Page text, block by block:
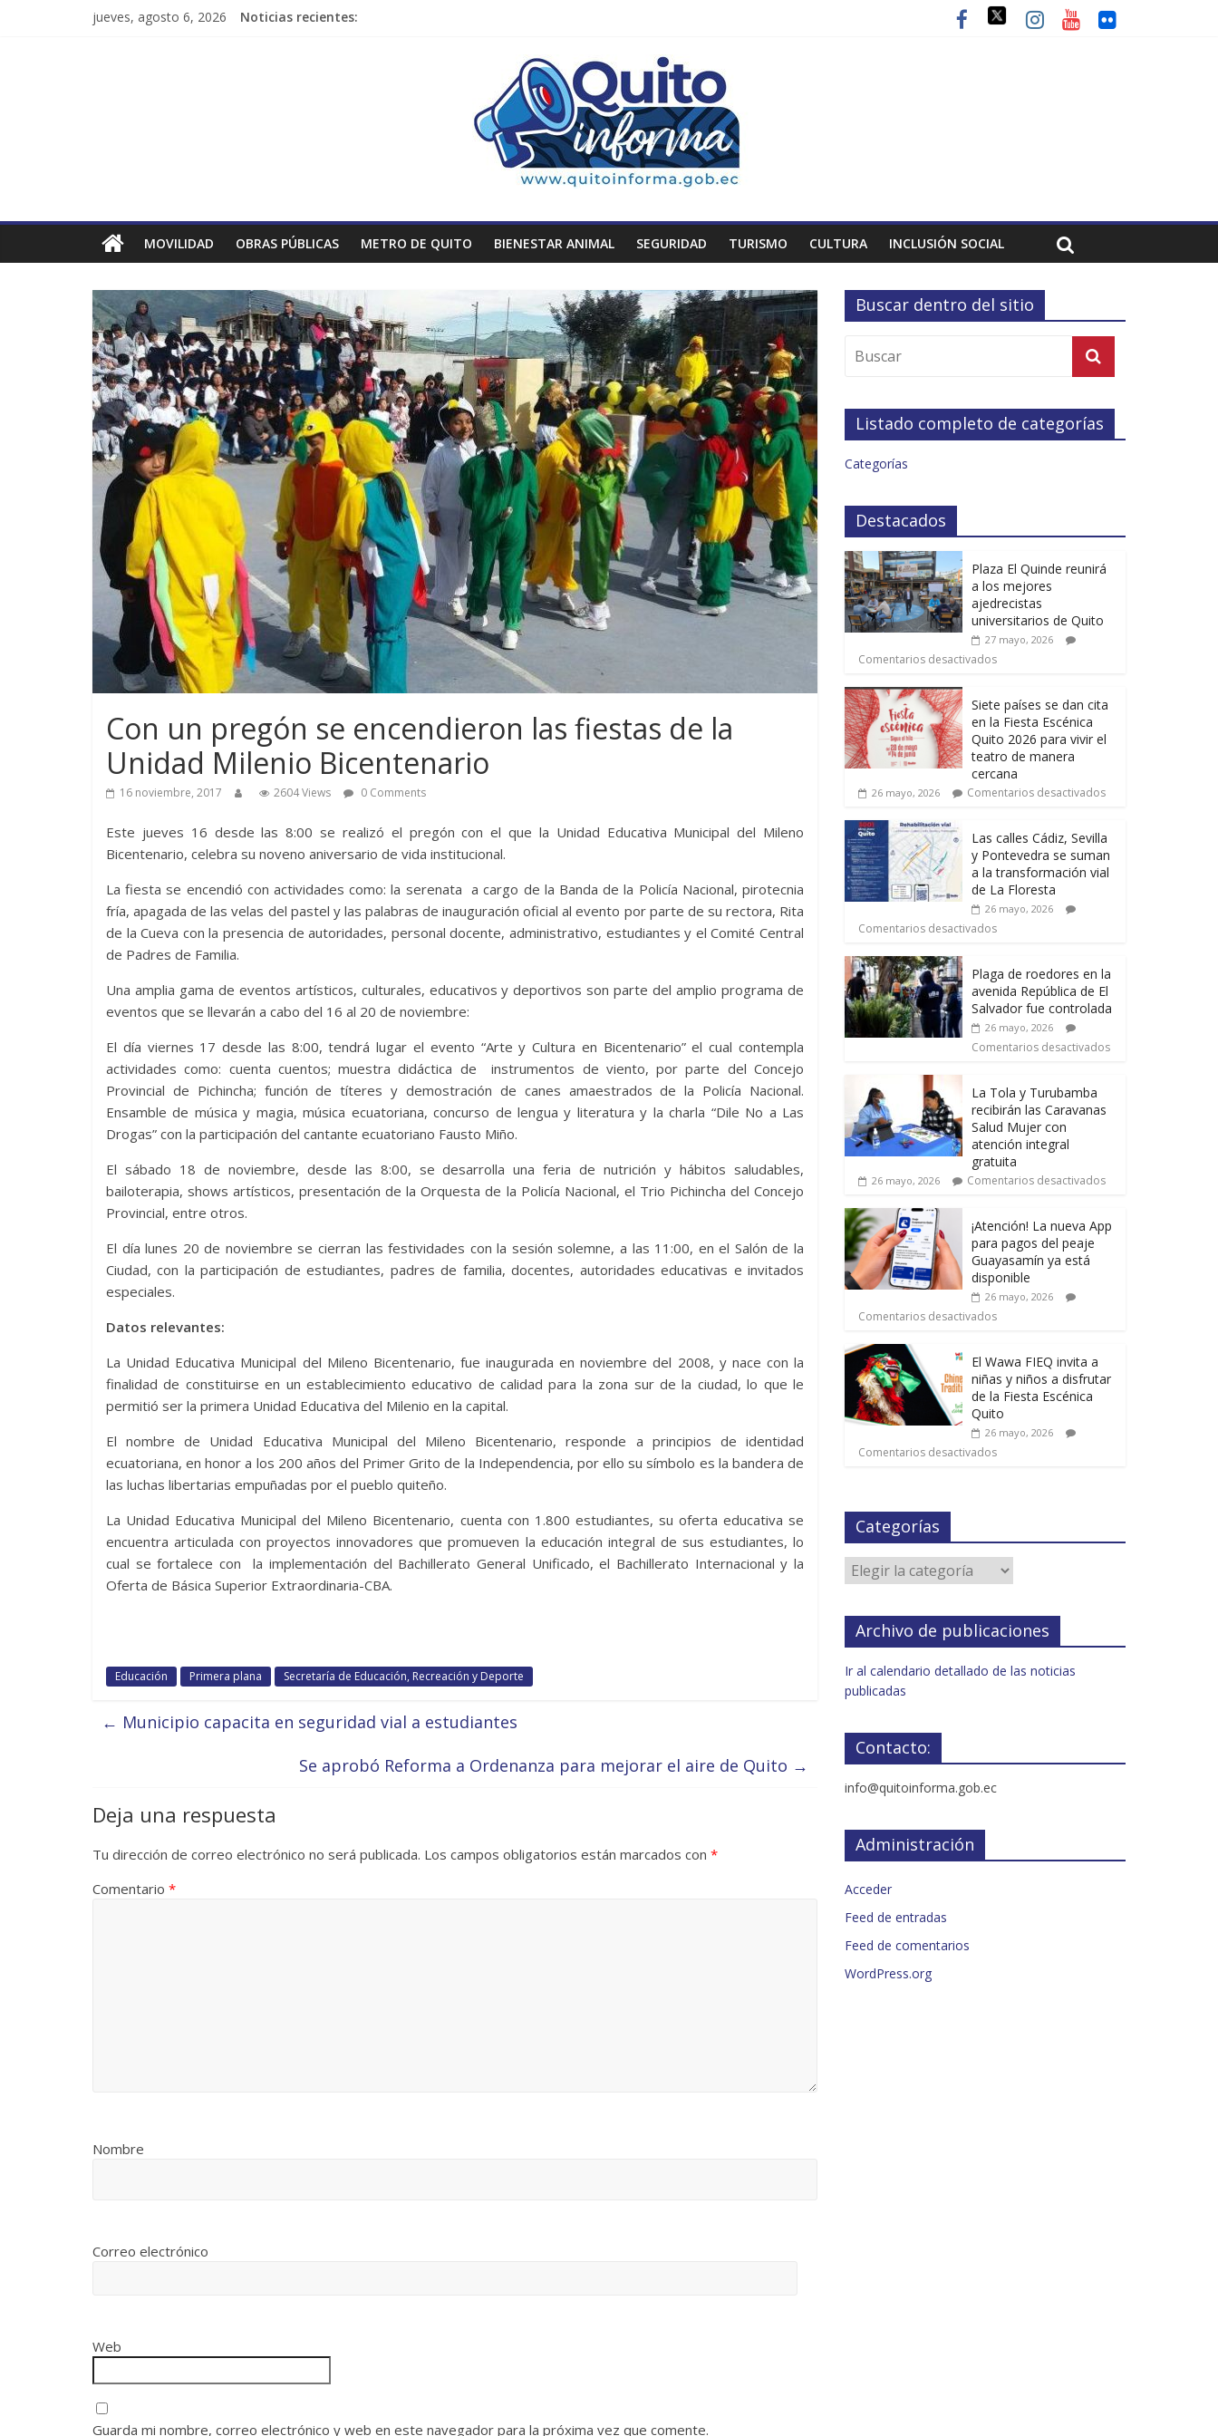
jueves, agosto 6, 2026 Noticias recientes:
MOVILIDAD OBRAS PÚBLICAS METRO DE QUITO BIENESTAR ANIMAL SEGURIDAD TURISMO CULTURA INCLUSIÓN SOCIAL
Con un pregón se encendieron las fiestas de la
Unidad Milenio Bicentenario
16 noviembre, 2017 2604 Views 0 Comments
Este jueves 16 desde las 8:00 se realizó el pregón con el que la Unidad Educativa Municipal del Mileno
Bicentenario, celebra su noveno aniversario de vida institucional.
La fiesta se encendió con actividades como: la serenata a cargo de la Banda de la Policía Nacional, pirotecnia
fría, apagada de las velas del pastel y las palabras de inauguración oficial al evento por parte de su rectora, Rita
de la Cueva con la presencia de autoridades, personal docente, administrativo, estudiantes y el Comité Central
de Padres de Familia.
Una amplia gama de eventos artísticos, culturales, educativos y deportivos son parte del amplio programa de
eventos que se llevarán a cabo del 16 al 20 de noviembre:
El día viernes 17 desde las 8:00, tendrá lugar el evento “Arte y Cultura en Bicentenario” el cual contempla
actividades como: cuenta cuentos; muestra didáctica de instrumentos de viento, por parte del Concejo
Provincial de Pichincha; función de títeres y demostración de canes amaestrados de la Policía Nacional.
Ensamble de música y magia, música ecuatoriana, concurso de lengua y literatura y la charla “Dile No a Las
Drogas” con la participación del cantante ecuatoriano Fausto Miño.
El sábado 18 de noviembre, desde las 8:00, se desarrolla una feria de nutrición y hábitos saludables,
bailoterapia, shows artísticos, presentación de la Orquesta de la Policía Nacional, el Trio Pichincha del Concejo
Provincial, entre otros.
El día lunes 20 de noviembre se cierran las festividades con la sesión solemne, a las 11:00, en el Salón de la
Ciudad, con la participación de estudiantes, padres de familia, docentes, autoridades educativas e invitados
especiales.
Datos relevantes:
La Unidad Educativa Municipal del Mileno Bicentenario, fue inaugurada en noviembre del 2008, y nace con la
finalidad de constituirse en un establecimiento educativo de calidad para la zona sur de la ciudad, lo que le
permitió ser la primera Unidad Educativa del Milenio en la capital.
El nombre de Unidad Educativa Municipal del Mileno Bicentenario, responde a principios de identidad
ecuatoriana, en honor a los 200 años del Primer Grito de la Independencia, por ello su símbolo es la bandera de
las luchas libertarias empuñadas por el pueblo quiteño.
La Unidad Educativa Municipal del Mileno Bicentenario, cuenta con 1.800 estudiantes, su oferta educativa se
encuentra articulada con proyectos innovadores que promueven la educación integral de sus estudiantes, lo
cual se fortalece con la implementación del Bachillerato General Unificado, el Bachillerato Internacional y la
Oferta de Básica Superior Extraordinaria-CBA.
Educación Primera plana Secretaría de Educación, Recreación y Deporte
← Municipio capacita en seguridad vial a estudiantes
Se aprobó Reforma a Ordenanza para mejorar el aire de Quito →
Deja una respuesta
Tu dirección de correo electrónico no será publicada. Los campos obligatorios están marcados con *
Comentario *
Nombre
Correo electrónico
Web
Guarda mi nombre, correo electrónico y web en este navegador para la próxima vez que comente.
Buscar dentro del sitio
Listado completo de categorías
Categorías
Destacados
Plaza El Quinde reunirá
a los mejores
ajedrecistas
universitarios de Quito
27 mayo, 2026
Comentarios desactivados
Siete países se dan cita
en la Fiesta Escénica
Quito 2026 para vivir el
teatro de manera
cercana
26 mayo, 2026 Comentarios desactivados
Las calles Cádiz, Sevilla
y Pontevedra se suman
a la transformación vial
de La Floresta
26 mayo, 2026
Comentarios desactivados
Plaga de roedores en la
avenida República de El
Salvador fue controlada
26 mayo, 2026
Comentarios desactivados
La Tola y Turubamba
recibirán las Caravanas
Salud Mujer con
atención integral
gratuita
26 mayo, 2026 Comentarios desactivados
¡Atención! La nueva App
para pagos del peaje
Guayasamín ya está
disponible
26 mayo, 2026
Comentarios desactivados
El Wawa FIEQ invita a
niñas y niños a disfrutar
de la Fiesta Escénica
Quito
26 mayo, 2026
Comentarios desactivados
Categorías
Archivo de publicaciones
Ir al calendario detallado de las noticias
publicadas
Contacto:
info@quitoinforma.gob.ec
Administración
Acceder
Feed de entradas
Feed de comentarios
WordPress.org